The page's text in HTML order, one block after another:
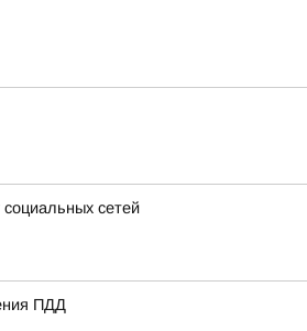
сетей
ПДД